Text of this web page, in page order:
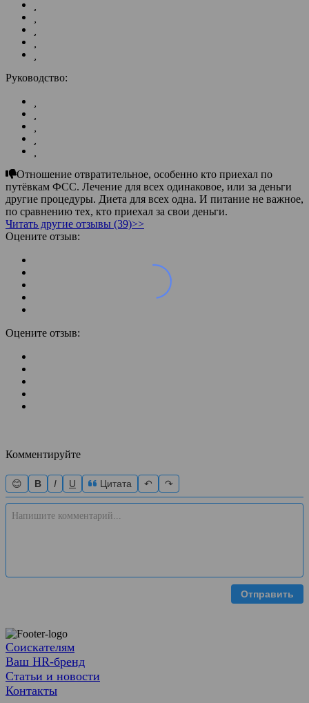
Руководство:
Отношение отвратительное, особенно кто приехал по
путёвкам ФСС. Лечение для всех одинаковое, или за деньги
другие процедуры. Диета для всех одна. И питание не важное,
по сравнению тех, кто приехал за свои деньги.
Читать другие отзывы (39)>>
Оцените отзыв:
Оцените отзыв:
Комментируйте
😊 B I U Цитата ↶ ↷
Отправить
Соискателям
Ваш HR-бренд
Статьи и новости
Контакты